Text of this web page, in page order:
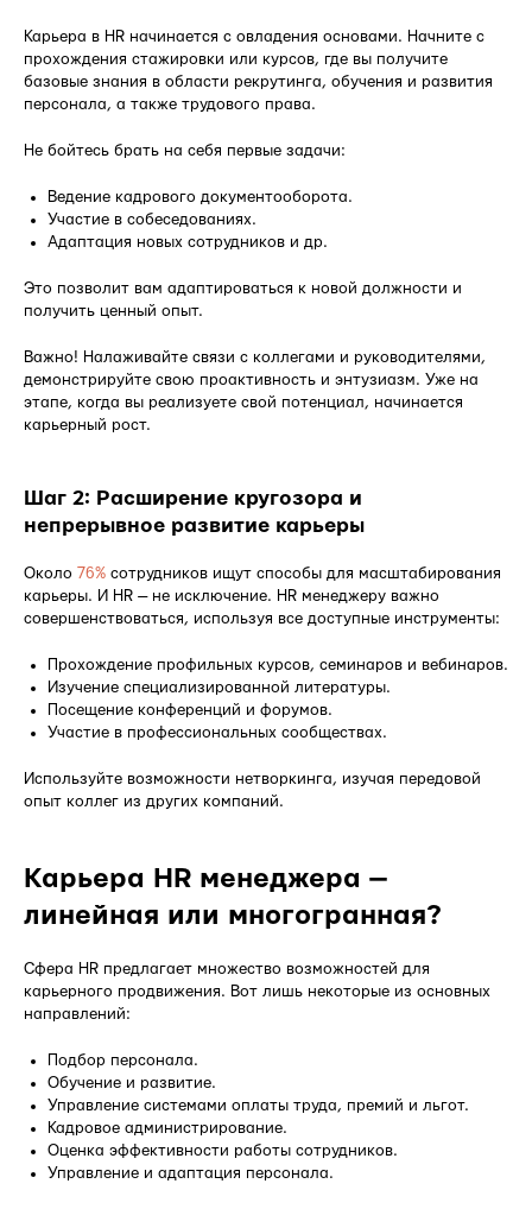
Карьера в HR начинается с овладения основами. Начните с
прохождения стажировки или курсов, где вы получите
базовые знания в области рекрутинга, обучения и развития
персонала, а также трудового права.
Не бойтесь брать на себя первые задачи:
Ведение кадрового документооборота.
Участие в собеседованиях.
Адаптация новых сотрудников и др.
Это позволит вам адаптироваться к новой должности и
получить ценный опыт.
Важно! Налаживайте связи с коллегами и руководителями,
демонстрируйте свою проактивность и энтузиазм. Уже на
этапе, когда вы реализуете свой потенциал, начинается
карьерный рост.
Шаг 2: Расширение кругозора и
непрерывное развитие карьеры
Около 76% сотрудников ищут способы для масштабирования
карьеры. И HR — не исключение. HR менеджеру важно
совершенствоваться, используя все доступные инструменты:
Прохождение профильных курсов, семинаров и вебинаров.
Изучение специализированной литературы.
Посещение конференций и форумов.
Участие в профессиональных сообществах.
Используйте возможности нетворкинга, изучая передовой
опыт коллег из других компаний.
Карьера HR менеджера —
линейная или многогранная?
Сфера HR предлагает множество возможностей для
карьерного продвижения. Вот лишь некоторые из основных
направлений:
Подбор персонала.
Обучение и развитие.
Управление системами оплаты труда, премий и льгот.
Кадровое администрирование.
Оценка эффективности работы сотрудников.
Управление и адаптация персонала.